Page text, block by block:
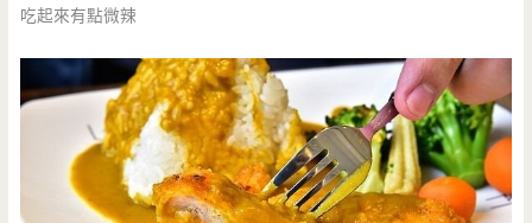
吃起來有點微辣